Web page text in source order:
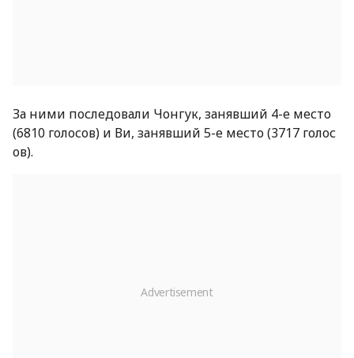
За ними последовали Чонгук, занявший 4-е место
(6810 голосов) и Ви, занявший 5-е место (3717 голос
ов).